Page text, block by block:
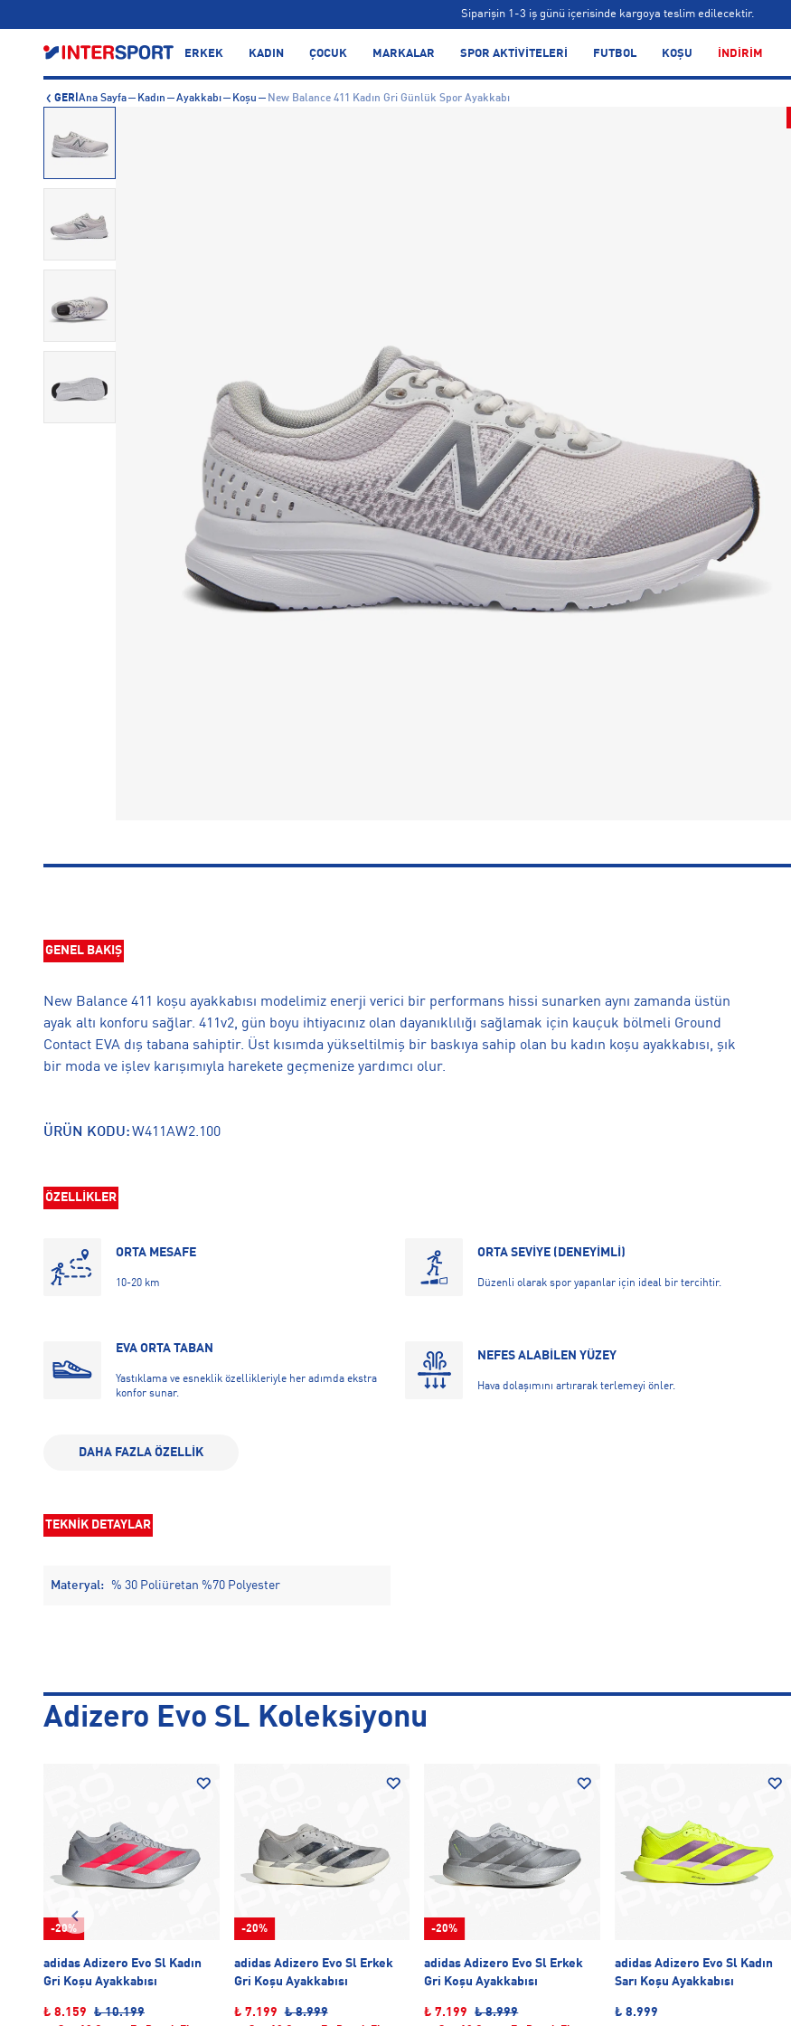
Siparişin 1-3 iş günü içerisinde kargoya teslim edilecektir.
Bonus kartlara özel vade farksız taksit seçenekleri!
ERKEK KADIN ÇOCUK MARKALAR SPOR AKTİVİTELERİ FUTBOL KOŞU İNDİRİM
GERİ Ana Sayfa Kadın Ayakkabı Koşu
New Balance 411 Kadın Gri Günlük Spor Ayakkabı
GENEL BAKIŞ
New Balance 411 koşu ayakkabısı modelimiz enerji verici bir performans hissi sunarken aynı zamanda üstün
ayak altı konforu sağlar. 411v2, gün boyu ihtiyacınız olan dayanıklılığı sağlamak için kauçuk bölmeli Ground
Contact EVA dış tabana sahiptir. Üst kısımda yükseltilmiş bir baskıya sahip olan bu kadın koşu ayakkabısı, şık
bir moda ve işlev karışımıyla harekete geçmenize yardımcı olur.
ÜRÜN KODU:W411AW2.100
ÖZELLİKLER
ORTA MESAFE
10-20 km
ORTA SEVİYE (DENEYİMLİ)
Düzenli olarak spor yapanlar için ideal bir tercihtir.
EVA ORTA TABAN
Yastıklama ve esneklik özellikleriyle her adımda ekstra
konfor sunar.
NEFES ALABİLEN YÜZEY
Hava dolaşımını artırarak terlemeyi önler.
GÜNLÜK KULLANIM
DAHA FAZLA ÖZELLİK
TEKNİK DETAYLAR
Materyal: % 30 Poliüretan %70 Polyester
Adizero Evo SL Koleksiyonu
-20%
adidas Adizero Evo Sl Kadın
Gri Koşu Ayakkabısı
₺ 8.159 ₺ 10.199
-20%
adidas Adizero Evo Sl Erkek
Gri Koşu Ayakkabısı
₺ 7.199 ₺ 8.999
-20%
adidas Adizero Evo Sl Erkek
Gri Koşu Ayakkabısı
₺ 7.199 ₺ 8.999
adidas Adizero Evo Sl Kadın
Sarı Koşu Ayakkabısı
₺ 8.999